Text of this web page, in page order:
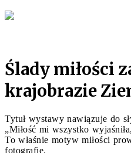
Ślady miłości
krajobrazie
Tytuł wystawy nawiązuje do
„Miłość mi wszystko
To właśnie motyw miłości
fotografie.